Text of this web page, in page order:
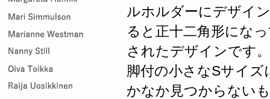
ルホルダーにデザイ
ると正十二角形にな
されたデザインです。
脚付の小さなSサイ
かなか見つからない